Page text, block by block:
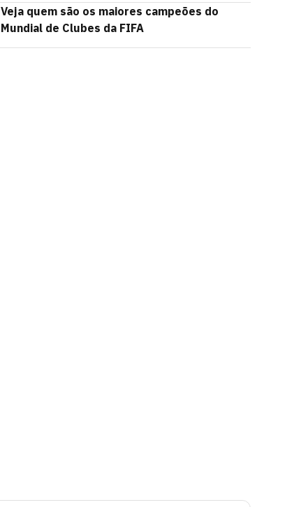
Veja quem são os maiores campeões do
Mundial de Clubes da FIFA